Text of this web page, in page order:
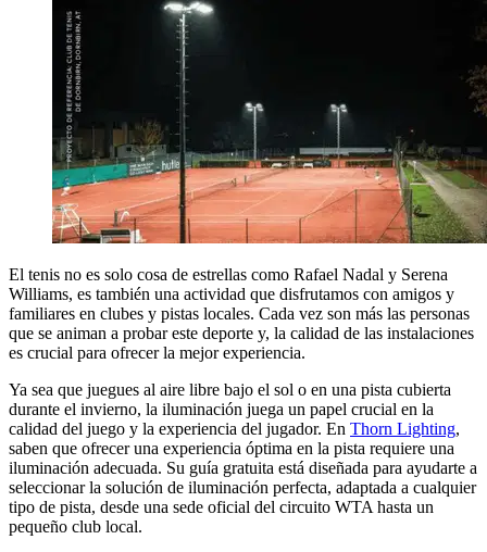
El tenis no es solo cosa de estrellas como Rafael Nadal y Serena
Williams, es también una actividad que disfrutamos con amigos y
familiares en clubes y pistas locales. Cada vez son más las personas
que se animan a probar este deporte y, la calidad de las instalaciones
es crucial para ofrecer la mejor experiencia.
Ya sea que juegues al aire libre bajo el sol o en una pista cubierta
durante el invierno, la iluminación juega un papel crucial en la
calidad del juego y la experiencia del jugador. En Thorn Lighting,
saben que ofrecer una experiencia óptima en la pista requiere una
iluminación adecuada. Su guía gratuita está diseñada para ayudarte a
seleccionar la solución de iluminación perfecta, adaptada a cualquier
tipo de pista, desde una sede oficial del circuito WTA hasta un
pequeño club local.